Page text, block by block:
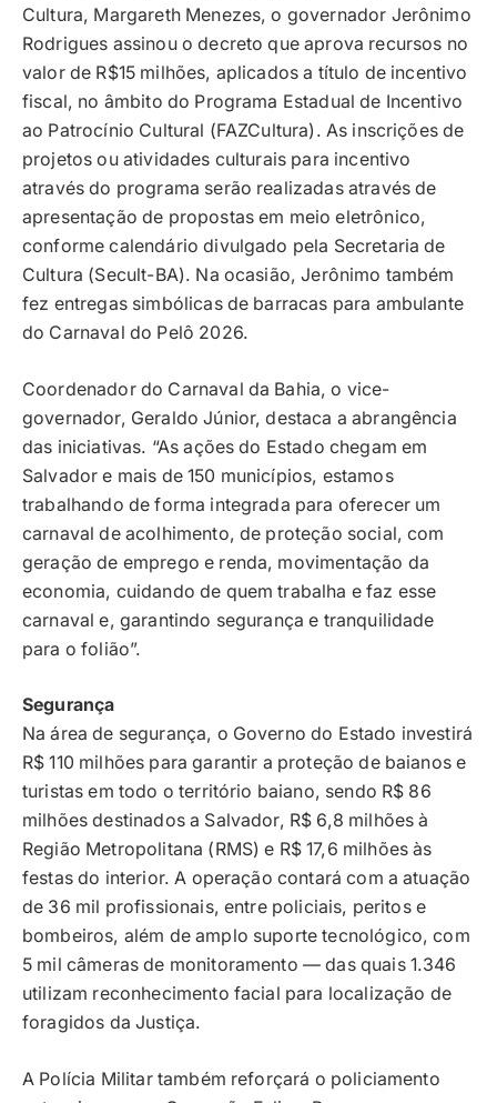
Cultura, Margareth Menezes, o governador Jerônimo
Rodrigues assinou o decreto que aprova recursos no
valor de R$15 milhões, aplicados a título de incentivo
fiscal, no âmbito do Programa Estadual de Incentivo
ao Patrocínio Cultural (FAZCultura). As inscrições de
projetos ou atividades culturais para incentivo
através do programa serão realizadas através de
apresentação de propostas em meio eletrônico,
conforme calendário divulgado pela Secretaria de
Cultura (Secult-BA). Na ocasião, Jerônimo também
fez entregas simbólicas de barracas para ambulante
do Carnaval do Pelô 2026.
Coordenador do Carnaval da Bahia, o vice-
governador, Geraldo Júnior, destaca a abrangência
das iniciativas. “As ações do Estado chegam em
Salvador e mais de 150 municípios, estamos
trabalhando de forma integrada para oferecer um
carnaval de acolhimento, de proteção social, com
geração de emprego e renda, movimentação da
economia, cuidando de quem trabalha e faz esse
carnaval e, garantindo segurança e tranquilidade
para o folião”.
Segurança
Na área de segurança, o Governo do Estado investirá
R$ 110 milhões para garantir a proteção de baianos e
turistas em todo o território baiano, sendo R$ 86
milhões destinados a Salvador, R$ 6,8 milhões à
Região Metropolitana (RMS) e R$ 17,6 milhões às
festas do interior. A operação contará com a atuação
de 36 mil profissionais, entre policiais, peritos e
bombeiros, além de amplo suporte tecnológico, com
5 mil câmeras de monitoramento — das quais 1.346
utilizam reconhecimento facial para localização de
foragidos da Justiça.
A Polícia Militar também reforçará o policiamento